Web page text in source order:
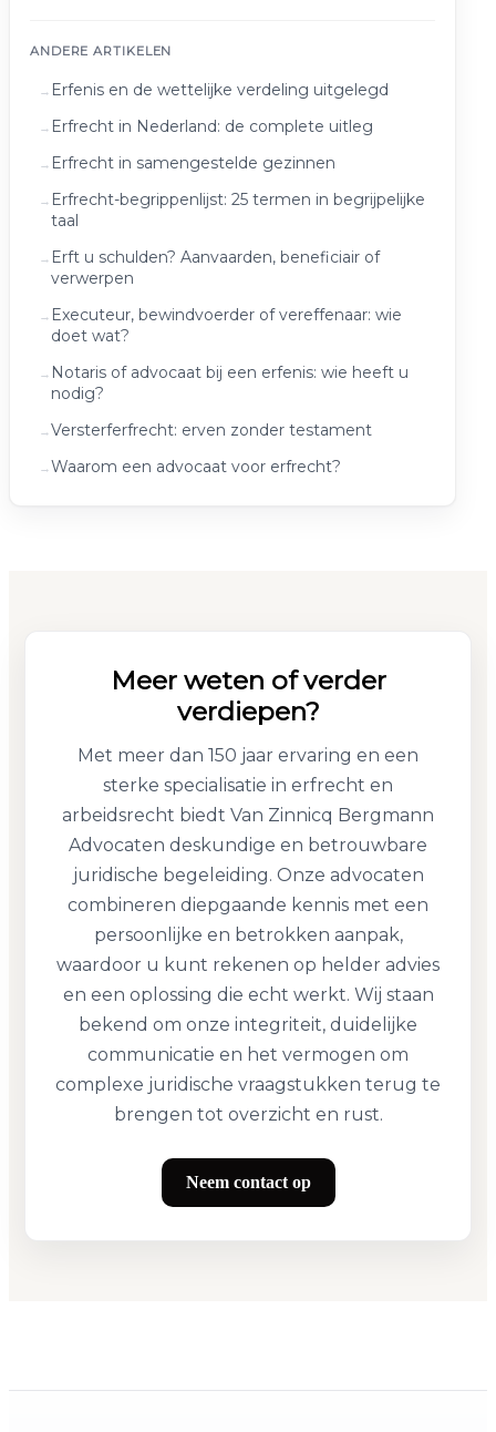
ANDERE ARTIKELEN
Erfenis en de wettelijke verdeling uitgelegd
Erfrecht in Nederland: de complete uitleg
Erfrecht in samengestelde gezinnen
Erfrecht-begrippenlijst: 25 termen in begrijpelijke
taal
Erft u schulden? Aanvaarden, beneficiair of
verwerpen
Executeur, bewindvoerder of vereffenaar: wie
doet wat?
Notaris of advocaat bij een erfenis: wie heeft u
nodig?
Versterferfrecht: erven zonder testament
Waarom een advocaat voor erfrecht?
Meer weten of verder
verdiepen?
Met meer dan 150 jaar ervaring en een
sterke specialisatie in erfrecht en
arbeidsrecht biedt Van Zinnicq Bergmann
Advocaten deskundige en betrouwbare
juridische begeleiding. Onze advocaten
combineren diepgaande kennis met een
persoonlijke en betrokken aanpak,
waardoor u kunt rekenen op helder advies
en een oplossing die echt werkt. Wij staan
bekend om onze integriteit, duidelijke
communicatie en het vermogen om
complexe juridische vraagstukken terug te
brengen tot overzicht en rust.
Neem contact op